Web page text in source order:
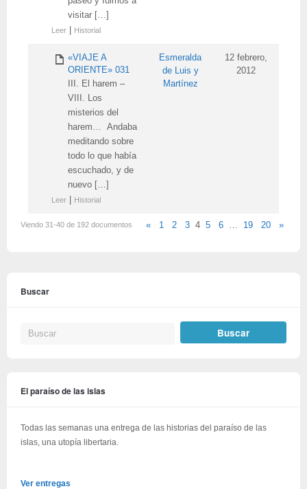
visitar […]
Leer Historial
«VIAJE A
ORIENTE» 031
III. El harem –
VIII. Los
misterios del
harem… Andaba
meditando sobre
todo lo que había
escuchado, y de
nuevo […]
Leer Historial
Esmeralda
de Luis y
Martínez
12 febrero,
2012
Viendo 31-40 de 192 documentos « 1 2 3 4 5 6 … 19 20 »
Buscar
El paraíso de las islas
Todas las semanas una entrega de las historias del paraíso de las
islas, una utopía libertaria.
Ver entregas